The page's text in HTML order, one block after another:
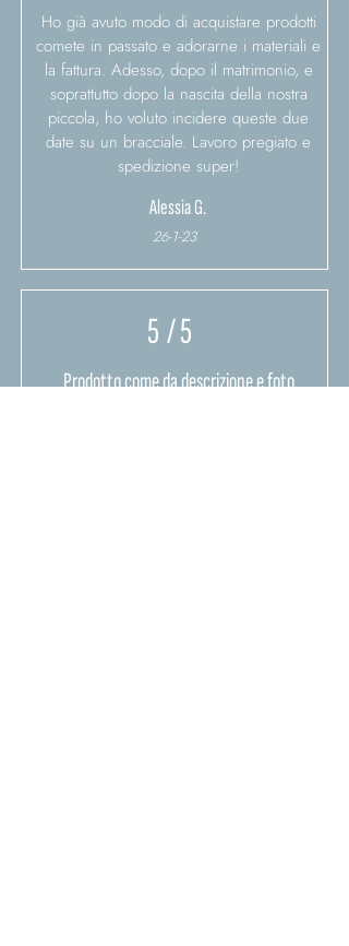
Ho già avuto modo di acquistare prodotti
comete in passato e adorarne i materiali e
la fattura. Adesso, dopo il matrimonio, e
soprattutto dopo la nascita della nostra
piccola, ho voluto incidere queste due
date su un bracciale. Lavoro pregiato e
spedizione super!
Alessia G.
26-1-23
5/ 5
Prodotto come da descrizione e foto